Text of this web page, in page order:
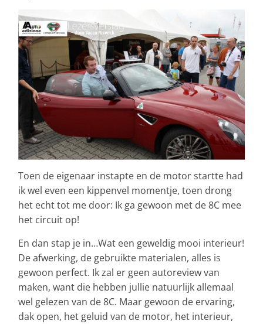
Toen de eigenaar instapte en de motor startte had
ik wel even een kippenvel momentje, toen drong
het echt tot me door: Ik ga gewoon met de 8C mee
het circuit op!
En dan stap je in…Wat een geweldig mooi interieur!
De afwerking, de gebruikte materialen, alles is
gewoon perfect. Ik zal er geen autoreview van
maken, want die hebben jullie natuurlijk allemaal
wel gelezen van de 8C. Maar gewoon de ervaring,
dak open, het geluid van de motor, het interieur,